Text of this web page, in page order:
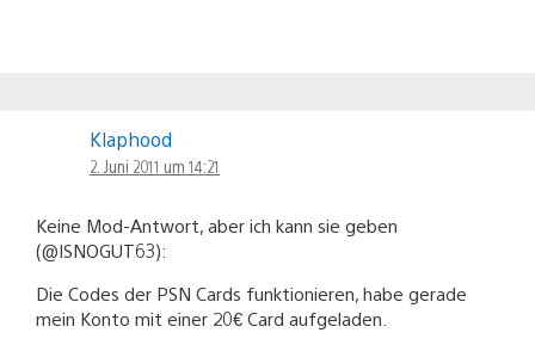
Klaphood
2. Juni 2011 um 14:21
Keine Mod-Antwort, aber ich kann sie geben
(@ISNOGUT63):
Die Codes der PSN Cards funktionieren, habe gerade
mein Konto mit einer 20€ Card aufgeladen.